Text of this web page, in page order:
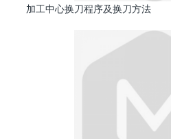
加工中心换刀程序及换刀方法